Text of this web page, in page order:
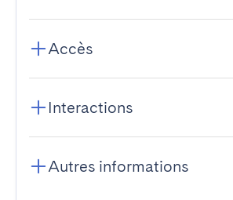
Accès
Interactions
Autres informations